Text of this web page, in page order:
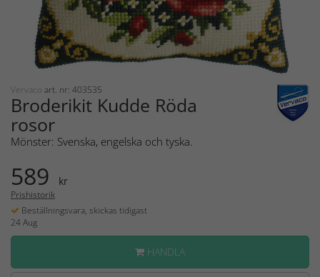
Vervaco art. nr: 403535
Broderikit Kudde Röda
rosor
Mönster: Svenska, engelska och tyska.
589 kr
Prishistorik
Beställningsvara, skickas tidigast
24 Aug
HANDLA